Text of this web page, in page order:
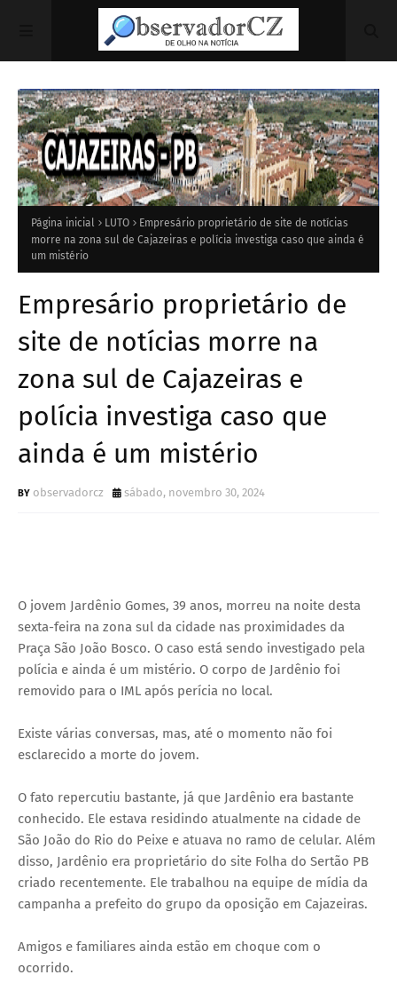
Página inicial LUTO
Empresário proprietário de site de notícias
morre na zona sul de Cajazeiras e polícia investiga caso que ainda é
um mistério
Empresário proprietário de
site de notícias morre na
zona sul de Cajazeiras e
polícia investiga caso que
ainda é um mistério
observadorcz sábado, novembro 30, 2024
O jovem Jardênio Gomes, 39 anos, morreu na noite desta
sexta-feira na zona sul da cidade nas proximidades da
Praça São João Bosco. O caso está sendo investigado pela
polícia e ainda é um mistério. O corpo de Jardênio foi
removido para o IML após perícia no local.
Existe várias conversas, mas, até o momento não foi
esclarecido a morte do jovem.
O fato repercutiu bastante, já que Jardênio era bastante
conhecido. Ele estava residindo atualmente na cidade de
São João do Rio do Peixe e atuava no ramo de celular. Além
disso, Jardênio era proprietário do site Folha do Sertão PB
criado recentemente. Ele trabalhou na equipe de mídia da
campanha a prefeito do grupo da oposição em Cajazeiras.
Amigos e familiares ainda estão em choque com o
ocorrido.